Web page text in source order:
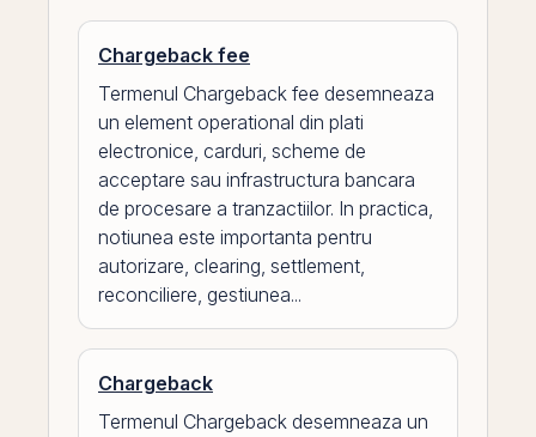
Chargeback fee
Termenul Chargeback fee desemneaza
un element operational din plati
electronice, carduri, scheme de
acceptare sau infrastructura bancara
de procesare a tranzactiilor. In practica,
notiunea este importanta pentru
autorizare, clearing, settlement,
reconciliere, gestiunea...
Chargeback
Termenul Chargeback desemneaza un